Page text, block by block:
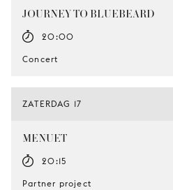
JOURNEY TO BLUEBEARD
20:00
Concert
ZATERDAG 17
MENUET
20:15
Partner project